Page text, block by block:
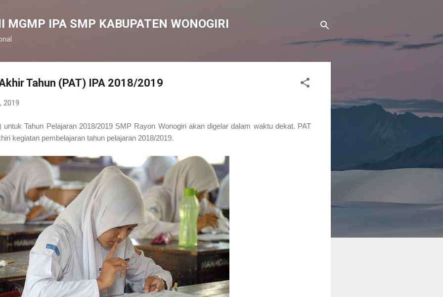
MGMP IPA SMP KABUPATEN WONOGIRI
Tahun (PAT) IPA 2018/2019
2019
untuk Tahun Pelajaran 2018/2019 SMP Rayon Wonogiri akan digelar dalam waktu dekat. PAT
kegiatan pembelajaran tahun pelajaran 2018/2019.